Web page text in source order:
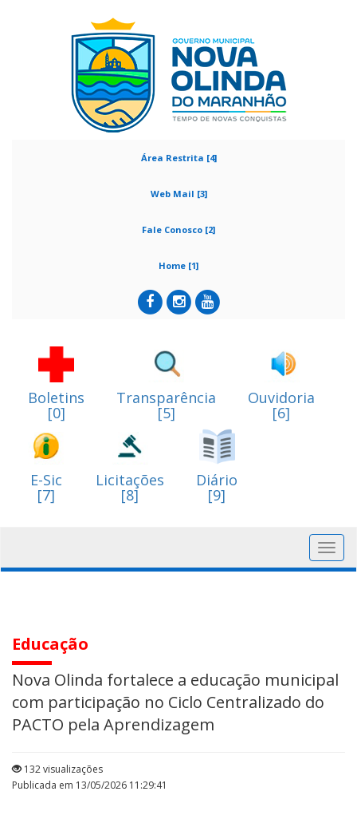
Área Restrita [4]
Web Mail [3]
Fale Conosco [2]
Home [1]
Boletins
[0]
Transparência
[5]
Ouvidoria
[6]
E-Sic
[7]
Licitações
[8]
Diário
[9]
Educação
Nova Olinda fortalece a educação municipal
com participação no Ciclo Centralizado do
PACTO pela Aprendizagem
132 visualizações
Publicada em 13/05/2026 11:29:41